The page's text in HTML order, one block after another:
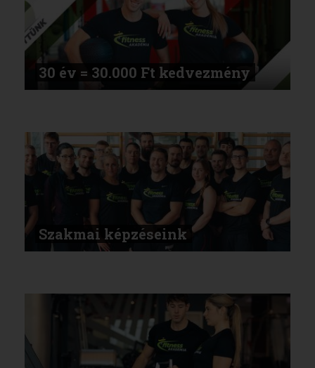
30 év = 30.000 Ft kedvezmény
Szakmai képzéseink